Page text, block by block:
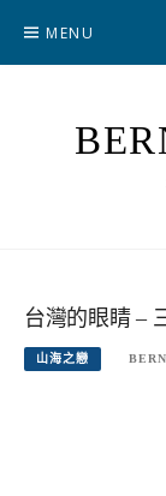
content
MENU
台灣的眼睛 –
山海之戀